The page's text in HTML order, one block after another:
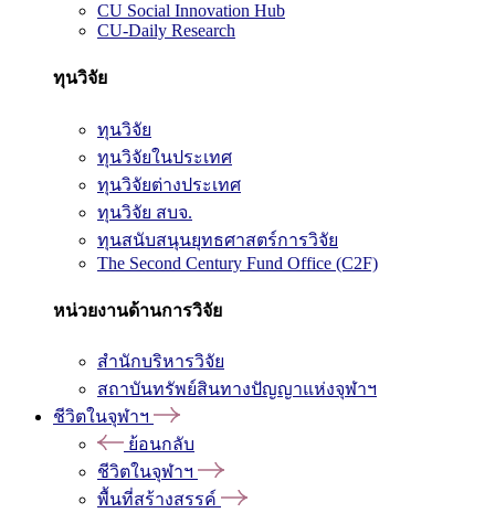
CU Social Innovation Hub
CU-Daily Research
ทุนวิจัย
ทุนวิจัย
ทุนวิจัยในประเทศ
ทุนวิจัยต่างประเทศ
ทุนวิจัย สบจ.
ทุนสนับสนุนยุทธศาสตร์การวิจัย
The Second Century Fund Office (C2F)
หน่วยงานด้านการวิจัย
สำนักบริหารวิจัย
สถาบันทรัพย์สินทางปัญญาแห่งจุฬาฯ
ชีวิตในจุฬาฯ
ย้อนกลับ
ชีวิตในจุฬาฯ
พื้นที่สร้างสรรค์